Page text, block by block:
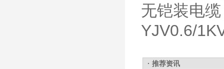
无铠装电
YJV0.6/
· 推荐资讯